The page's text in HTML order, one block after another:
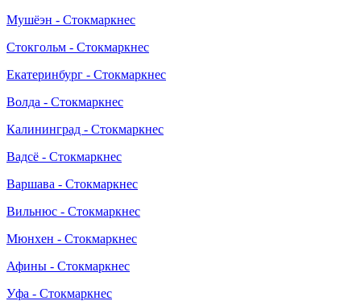
Мушёэн - Стокмаркнес
Стокгольм - Стокмаркнес
Екатеринбург - Стокмаркнес
Волда - Стокмаркнес
Калининград - Стокмаркнес
Вадсё - Стокмаркнес
Варшава - Стокмаркнес
Вильнюс - Стокмаркнес
Мюнхен - Стокмаркнес
Афины - Стокмаркнес
Уфа - Стокмаркнес